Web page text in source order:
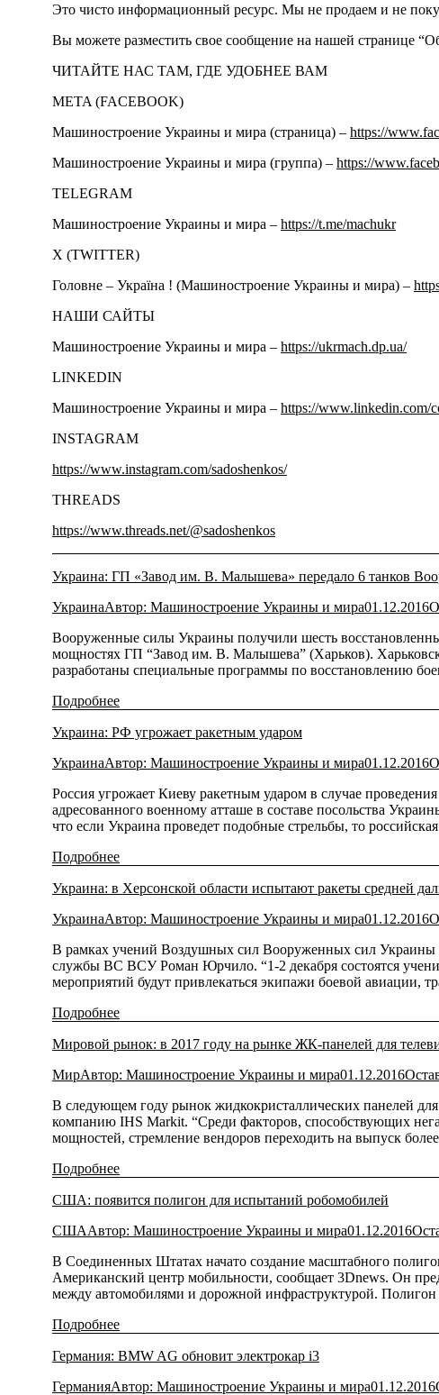
Это чисто информационный ресурс. Мы не продаем и не
Вы можете разместить свое сообщение на нашей странице
ЧИТАЙТЕ НАС ТАМ, ГДЕ УДОБНЕЕ ВАМ
META (FACEBOOK)
Машиностроение Украины и мира (страница) – https://
Машиностроение Украины и мира (группа) – https://
TELEGRAM
Машиностроение Украины и мира – https://t.me/machukr
Х (TWITTER)
Головне – Україна ! (Машиностроение Украины и мира) –
НАШИ САЙТЫ
Машиностроение Украины и мира – https://ukrmach.dp.ua/
LINKEDIN
Машиностроение Украины и мира – https://www.linkedin.com/
INSTAGRAM
https://www.instagram.com/sadoshenkos/
THREADS
https://www.threads.net/@sadoshenkos
Украина: ГП «Завод им. В. Малышева» передало 6 танков
УкраинаАвтор: Машиностроение Украины и мира01.12.2016
Вооруженные силы Украины получили шесть
мощностях ГП “Завод им. В. Малышева” (Харьков).
разработаны специальные программы по восстановлению
Подробнее
Украина: РФ угрожает ракетным ударом
УкраинаАвтор: Машиностроение Украины и мира01.12.2016
Россия угрожает Киеву ракетным ударом в случае
адресованного военному атташе в составе посольства
что если Украина проведет подобные стрельбы, то
Подробнее
Украина: в Херсонской области испытают ракеты средней
УкраинаАвтор: Машиностроение Украины и мира01.12.2016
В рамках учений Воздушных сил Вооруженных сил Украины
службы ВС ВСУ Роман Юрчило. “1-2 декабря состоятся
мероприятий будут привлекаться экипажи боевой авиации,
Подробнее
Мировой рынок: в 2017 году на рынке ЖК-панелей для
МирАвтор: Машиностроение Украины и мира01.12.2016
В следующем году рынок жидкокристаллических панелей
компанию IHS Markit. “Среди факторов, способствующих
мощностей, стремление вендоров переходить на выпуск
Подробнее
США: появится полигон для испытаний робомобилей
СШААвтор: Машиностроение Украины и мира01.12.2016
В Соединенных Штатах начато создание масштабного
Американский центр мобильности, сообщает 3Dnews. Он
между автомобилями и дорожной инфраструктурой.
Подробнее
Германия: BMW AG обновит электрокар i3
ГерманияАвтор: Машиностроение Украины и мира01.12.2016